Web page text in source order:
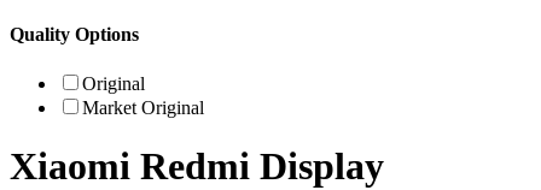
Quality Options
Original
Market Original
Xiaomi Redmi Display